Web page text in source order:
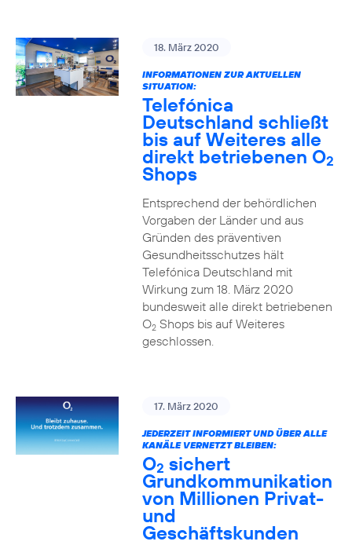
18. März 2020
INFORMATIONEN ZUR AKTUELLEN
SITUATION:
Telefónica
Deutschland schließt
bis auf Weiteres alle
direkt betriebenen O2
Shops
Entsprechend der behördlichen
Vorgaben der Länder und aus
Gründen des präventiven
Gesundheitsschutzes hält
Telefónica Deutschland mit
Wirkung zum 18. März 2020
bundesweit alle direkt betriebenen
O2Shops bis auf Weiteres
geschlossen.
17. März 2020
JEDERZEIT INFORMIERT UND ÜBER ALLE
KANÄLE VERNETZT BLEIBEN:
O2 sichert
Grundkommunikation
von Millionen Privat-
und
Geschäftskunden